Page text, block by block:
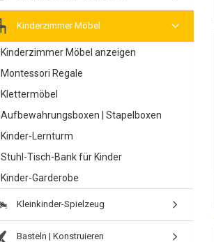
Kinderzimmer Möbel
Kinderzimmer Möbel anzeigen
Montessori Regale
Klettermöbel
Aufbewahrungsboxen | Stapelboxen
Kinder-Lernturm
Stuhl-Tisch-Bank für Kinder
Kinder-Garderobe
Kleinkinder-Spielzeug
Basteln | Konstruieren